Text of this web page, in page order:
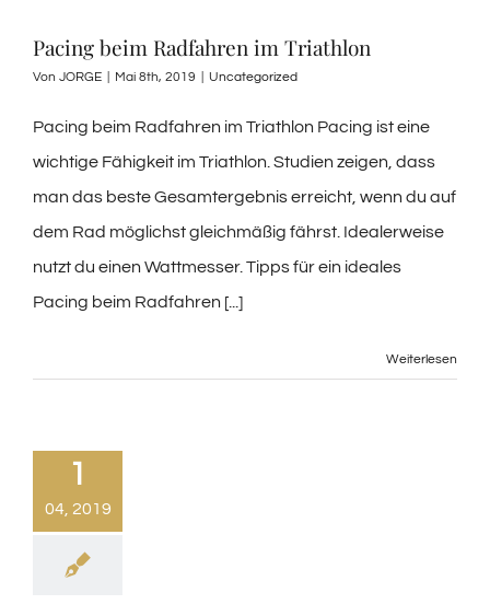
Pacing beim Radfahren im Triathlon
Von JORGE Mai 8th, 2019 Uncategorized
Pacing beim Radfahren im Triathlon Pacing ist eine
wichtige Fähigkeit im Triathlon. Studien zeigen, dass
man das beste Gesamtergebnis erreicht, wenn du auf
dem Rad möglichst gleichmäßig fährst. Idealerweise
nutzt du einen Wattmesser. Tipps für ein ideales
Pacing beim Radfahren [...]
Weiterlesen
1
04, 2019